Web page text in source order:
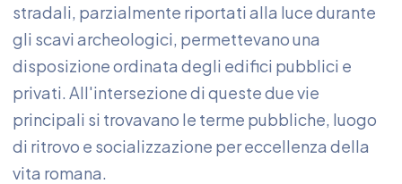
stradali, parzialmente riportati alla luce durante
gli scavi archeologici, permettevano una
disposizione ordinata degli edifici pubblici e
privati. All'intersezione di queste due vie
principali si trovavano le terme pubbliche, luogo
di ritrovo e socializzazione per eccellenza della
vita romana.